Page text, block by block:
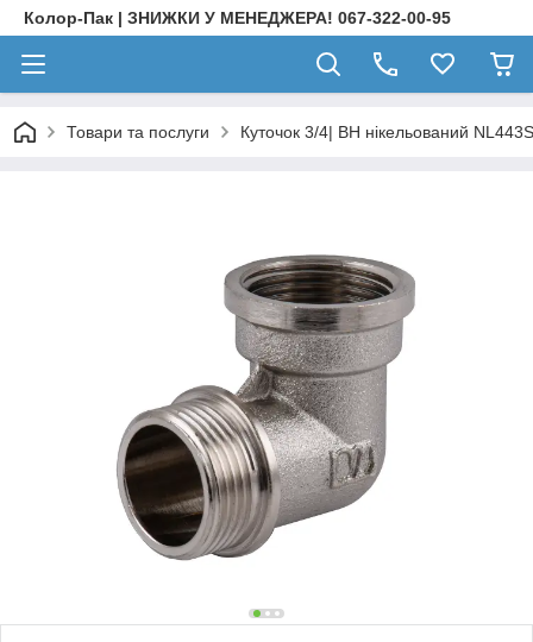
Колор-Пак | ЗНИЖКИ У МЕНЕДЖЕРА! 067-322-00-95
Товари та послуги Куточок 3/4| ВН нікельований